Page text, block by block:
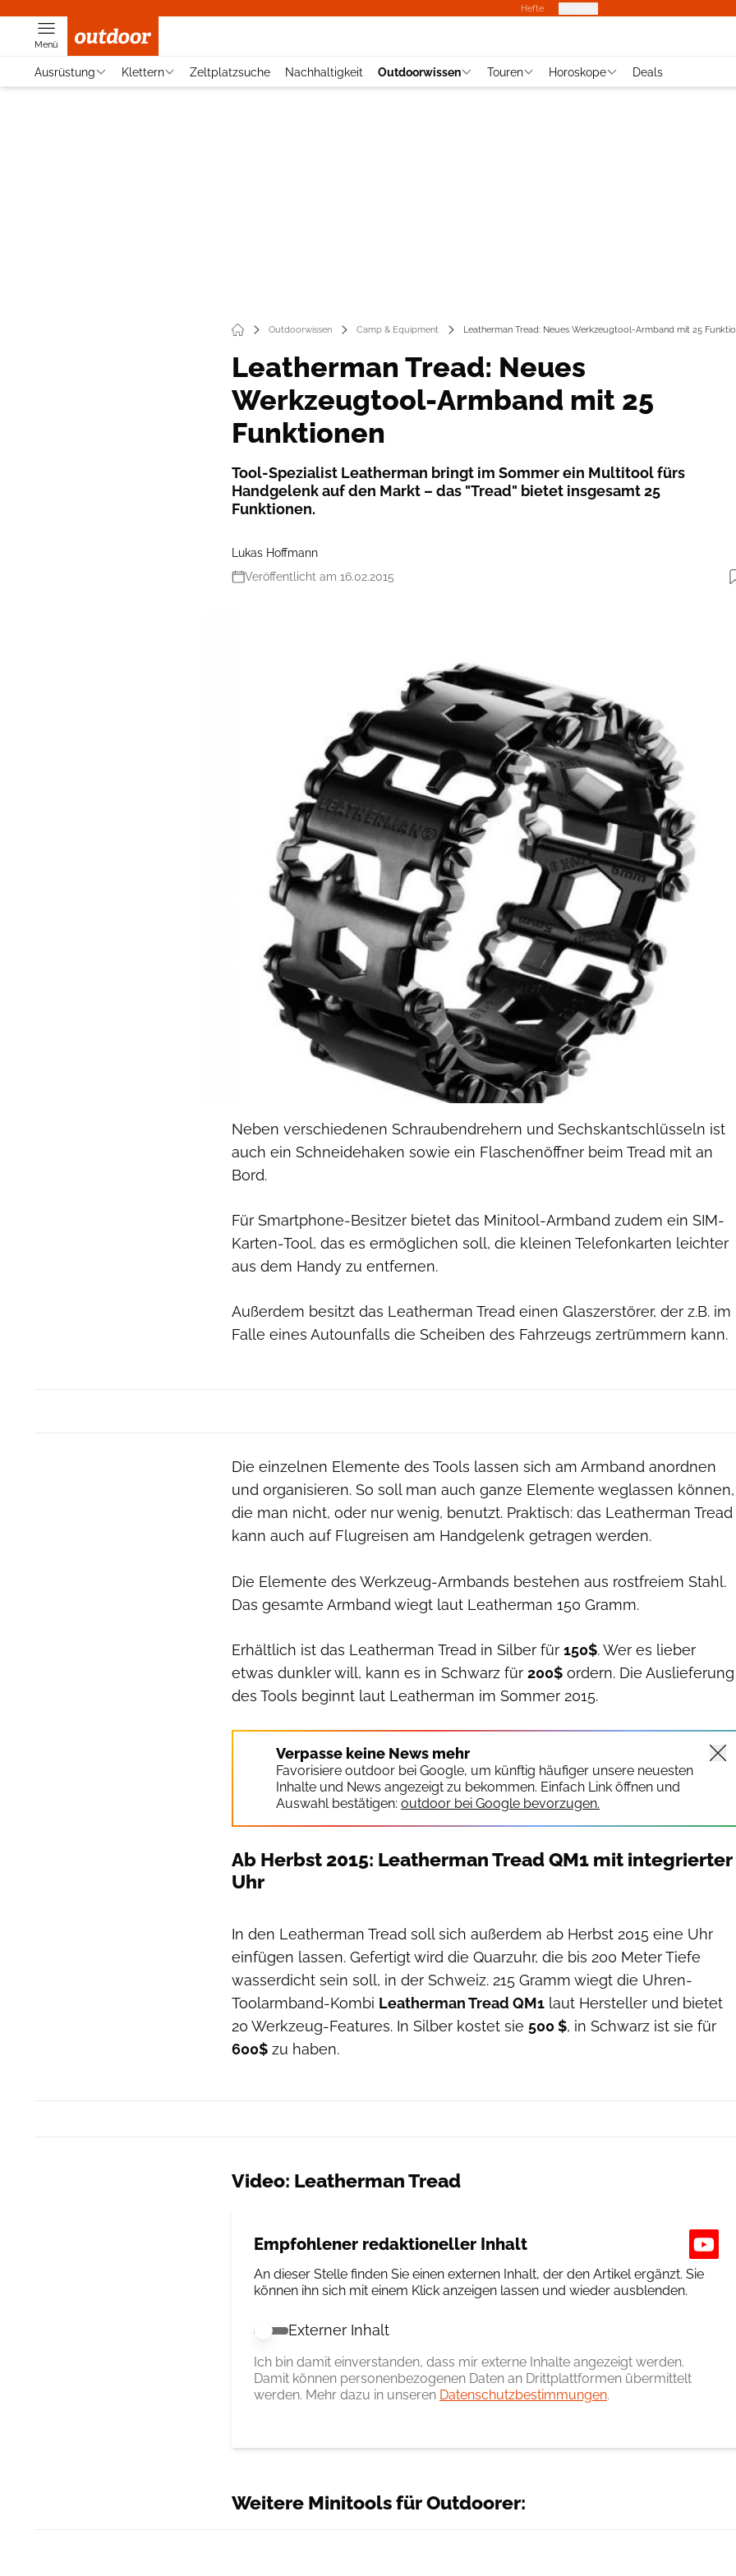
Hefte
Menü
Ausrüstung Klettern Zeltplatzsuche Nachhaltigkeit Outdoorwissen Touren Horoskope Deals
Outdoorwissen Camp & Equipment Leatherman Tread: Neues Werkzeugtool-Armband mit 25
Leatherman Tread: Neues
Werkzeugtool-Armband mit 25
Funktionen
Tool-Spezialist Leatherman bringt im Sommer ein Multitool fürs
Handgelenk auf den Markt – das "Tread" bietet insgesamt 25
Funktionen.
Lukas Hoffmann
Veröffentlicht am 16.02.2015
Neben verschiedenen Schraubendrehern und Sechskantschlüsseln ist
auch ein Schneidehaken sowie ein Flaschenöffner beim Tread mit an
Bord.
Für Smartphone-Besitzer bietet das Minitool-Armband zudem ein SIM-
Karten-Tool, das es ermöglichen soll, die kleinen Telefonkarten leichter
aus dem Handy zu entfernen.
Außerdem besitzt das Leatherman Tread einen Glaszerstörer, der z.B. im
Falle eines Autounfalls die Scheiben des Fahrzeugs zertrümmern kann.
Die einzelnen Elemente des Tools lassen sich am Armband anordnen
und organisieren. So soll man auch ganze Elemente weglassen können,
die man nicht, oder nur wenig, benutzt. Praktisch: das Leatherman Tread
kann auch auf Flugreisen am Handgelenk getragen werden.
Die Elemente des Werkzeug-Armbands bestehen aus rostfreiem Stahl.
Das gesamte Armband wiegt laut Leatherman 150 Gramm.
Erhältlich ist das Leatherman Tread in Silber für 150$. Wer es lieber
etwas dunkler will, kann es in Schwarz für 200$ ordern. Die Auslieferung
des Tools beginnt laut Leatherman im Sommer 2015.
Verpasse keine News mehr
Favorisiere outdoor bei Google, um künftig häufiger unsere neuesten
Inhalte und News angezeigt zu bekommen. Einfach Link öffnen und
Auswahl bestätigen: outdoor bei Google bevorzugen.
Ab Herbst 2015: Leatherman Tread QM1 mit integrierter
Uhr
In den Leatherman Tread soll sich außerdem ab Herbst 2015 eine Uhr
einfügen lassen. Gefertigt wird die Quarzuhr, die bis 200 Meter Tiefe
wasserdicht sein soll, in der Schweiz. 215 Gramm wiegt die Uhren-
Toolarmband-Kombi Leatherman Tread QM1 laut Hersteller und bietet
20 Werkzeug-Features. In Silber kostet sie 500 $, in Schwarz ist sie für
600$ zu haben.
Video: Leatherman Tread
Empfohlener redaktioneller Inhalt
An dieser Stelle finden Sie einen externen Inhalt, der den Artikel ergänzt. Sie
können ihn sich mit einem Klick anzeigen lassen und wieder ausblenden.
Externer Inhalt erlauben
Externer Inhalt
Ich bin damit einverstanden, dass mir externe Inhalte angezeigt werden.
Damit können personenbezogenen Daten an Drittplattformen übermittelt
werden. Mehr dazu in unseren Datenschutzbestimmungen.
Weitere Minitools für Outdoorer: